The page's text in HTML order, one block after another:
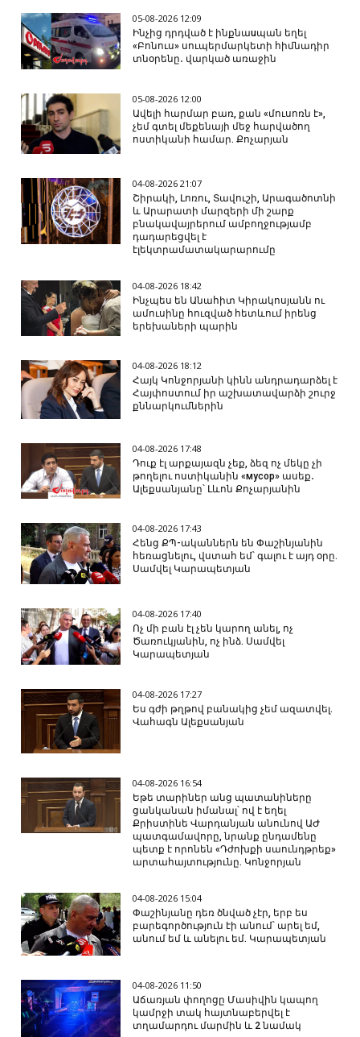
05-08-2026 12:09
Ինչից դրդված է ինքնաuպան եղել
«Բոնուս» սուպերմարկետի հիմնադիր
տնօրենը․ վարկած առաջին
05-08-2026 12:00
Ավելի հարմար բառ, քան «մուսոռն է»,
չեմ գտել մեքենայի մեջ հարվածող
ոստիկանի համար. Քոչարյան
04-08-2026 21:07
Շիրակի, Լոռու, Տավուշի, Արագածոտնի
և Արարատի մարզերի մի շարք
բնակավայրերում ամբողջությամբ
դադարեցվել է
էլեկտրամատակարարումը
04-08-2026 18:42
Ինչպես են Անահիտ Կիրակոսյանն ու
ամուսինը հուզված հետևում իրենց
երեխաների պարին
04-08-2026 18:12
Հայկ Կոնջորյանի կինն անդրադարձել է
Հայփոստում իր աշխատավարձի շուրջ
քննարկումներին
04-08-2026 17:48
Դուք էլ արքայազն չեք, ձեզ ոչ մեկը չի
թողելու ոստիկանին «мусор» ասեք․
Ալեքսանյանը՝ Լևոն Քոչարյանին
04-08-2026 17:43
Հենց ՔՊ-ականներն են Փաշինյանին
հեռացնելու, վստահ եմ՝ գալու է այդ օրը.
Սամվել Կարապետյան
04-08-2026 17:40
Ոչ մի բան էլ չեն կարող անել, ոչ
Ծառուկյանին, ոչ ինձ. Սամվել
Կարապետյան
04-08-2026 17:27
Ես գժի թղթով բանակից չեմ ազատվել.
Վահագն Ալեքսանյան
04-08-2026 16:54
Եթե տարիներ անց պատանիները
ցանկանան իմանալ՝ ով է եղել
Քրիստինե Վարդանյան անունով ԱԺ
պատգամավորը, նրանք ընդամենը
պետք է որոնեն «Դժոխքի սաունդթրեք»
արտահայտությունը. Կոնջորյան
04-08-2026 15:04
Փաշինյանը դեռ ծնված չէր, երբ ես
բարեգործություն էի անում՝ արել եմ,
անում եմ և անելու եմ. Կարապետյան
04-08-2026 11:50
Աճառյան փողոցը Մասիվին կապող
կամրջի տակ հայտնաբերվել է
տղամարդու մարմին և 2 նամակ